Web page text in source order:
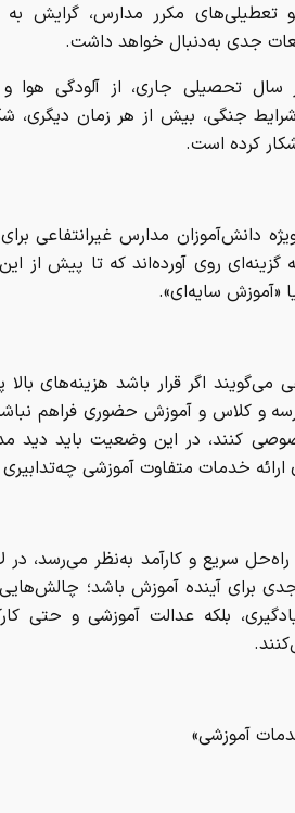
تعطیلی‌های مکرر مدارس، گرایش
جدی به‌دنبال خواهد داشت.
سال تحصیلی جاری، از آلودگی هوا
جنگی، بیش از هر زمان دیگری،
کرده است.
دانش‌آموزان مدارس غیرانتفاعی
روی آورده‌اند که تا پیش از
سایه‌ای».
می‌گویند اگر قرار باشد هزینه‌های بالا
و کلاس و آموزش حضوری فراهم
کنند، در این وضعیت باید دید
ارائه خدمات متفاوت آموزشی چه‌تدابیری
سریع و کارآمد به‌نظر می‌رسد، در
برای آینده آموزش باشد؛ چالش‌هایی
بلکه عدالت آموزشی و حتی
آموزشی»